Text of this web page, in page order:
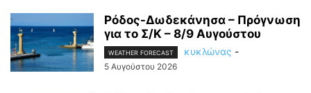
Ρόδος-Δωδεκάνησα – Πρόγνωση
για το Σ/Κ – 8/9 Αυγούστου
WEATHER FORECAST κυκλώνας -
5 Αυγούστου 2026